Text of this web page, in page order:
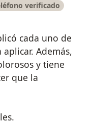
verificado
cada uno de
Además,
y tiene
que la